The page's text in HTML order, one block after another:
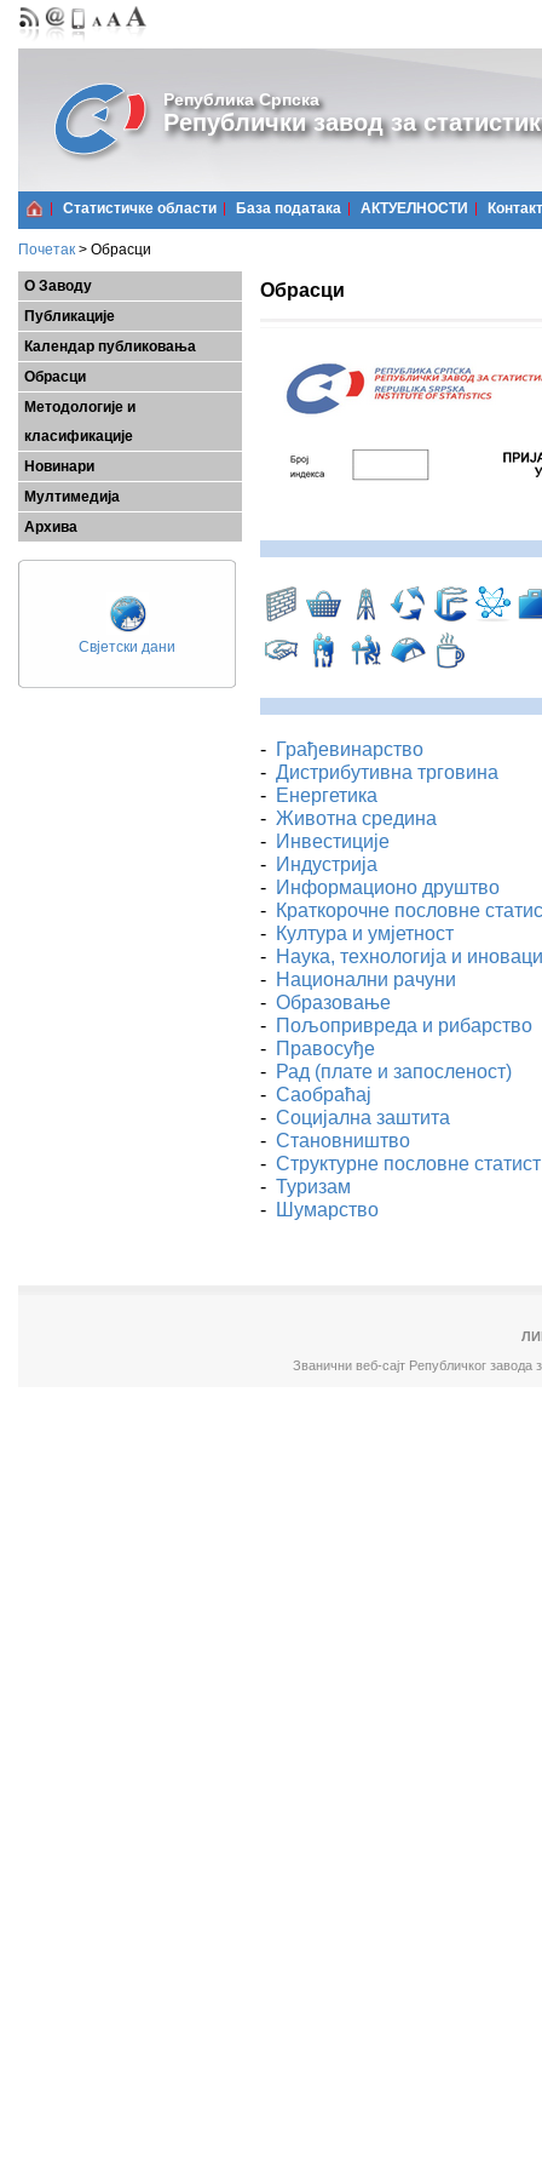
Република Српска
Републички завод за
Статистичке области Базa података АКТУЕЛНОСТИ Контакт
Почетак > Обрасци
О Заводу
Публикације
Календар публиковања
Обрасци
Методологије и
класификације
Новинари
Мултимедија
Архива
Свјетски дани
Обрасци
- Грађевинарство
- Дистрибутивна трговина
- Енергетика
- Животна средина
- Инвестиције
- Индустрија
- Информационо друштво
- Краткорочне пословне
- Култура и умјетност
- Наука, технологија и
- Национални рачуни
- Образовање
- Пољопривреда и рибарство
- Правосуђе
- Рад (плате и запосленост)
- Саобраћај
- Социјална заштита
- Становништво
- Структурне пословне
- Туризам
- Шумарство
Званични веб-сајт Републичког